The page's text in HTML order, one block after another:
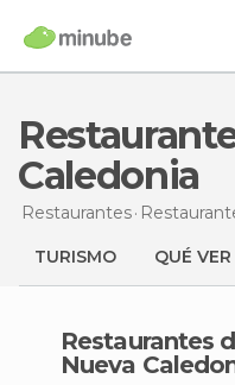
Restaurantes en Nueva
Caledonia
Restaurantes
TURISMO QUÉ VER
Restaurantes donde comer en
Nueva